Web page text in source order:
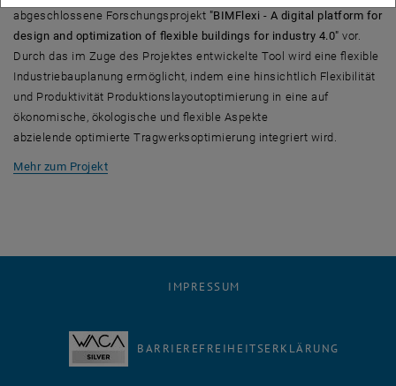
abgeschlossene Forschungsprojekt "BIMFlexi - A digital platform for
design and optimization of flexible buildings for industry 4.0" vor.
Durch das im Zuge des Projektes entwickelte Tool wird eine flexible
Industriebauplanung ermöglicht, indem eine hinsichtlich Flexibilität
und Produktivität Produktionslayoutoptimierung in eine auf
ökonomische, ökologische und flexible Aspekte
abzielende optimierte Tragwerksoptimierung integriert wird.
Mehr zum Projekt, öffnet eine externe URL in einem neuen Fenster
IMPRESSUM
BARRIEREFREIHEITSERKLÄRUNG